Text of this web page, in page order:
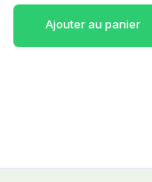
Ajouter au panier